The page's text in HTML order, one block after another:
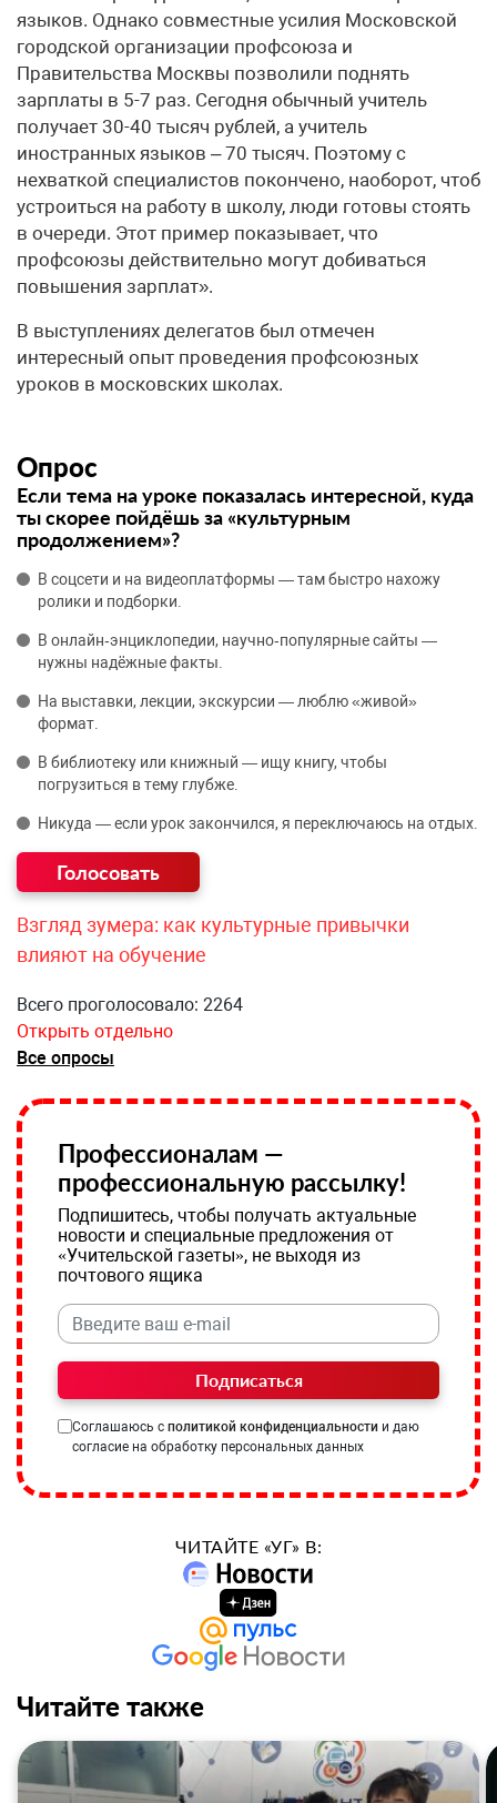
языков. Однако совместные усилия Московской
городской организации профсоюза и
Правительства Москвы позволили поднять
зарплаты в 5-7 раз. Сегодня обычный учитель
получает 30-40 тысяч рублей, а учитель
иностранных языков – 70 тысяч. Поэтому с
нехваткой специалистов покончено, наоборот, чтоб
устроиться на работу в школу, люди готовы стоять
в очереди. Этот пример показывает, что
профсоюзы действительно могут добиваться
повышения зарплат».
В выступлениях делегатов был отмечен
интересный опыт проведения профсоюзных
уроков в московских школах.
Опрос
Если тема на уроке показалась интересной, куда
ты скорее пойдёшь за «культурным
продолжением»?
В соцсети и на видеоплатформы — там быстро нахожу
ролики и подборки.
В онлайн‑энциклопедии, научно‑популярные сайты —
нужны надёжные факты.
На выставки, лекции, экскурсии — люблю «живой»
формат.
В библиотеку или книжный — ищу книгу, чтобы
погрузиться в тему глубже.
Никуда — если урок закончился, я переключаюсь на отдых.
Взгляд зумера: как культурные привычки
влияют на обучение
Всего проголосовало: 2264
Открыть отдельно
Все опросы
Профессионалам —
профессиональную рассылку!
Подпишитесь, чтобы получать актуальные
новости и специальные предложения от
«Учительской газеты», не выходя из
почтового ящика
Подписаться
Соглашаюсь с политикой конфиденциальности и даю
согласие на обработку персональных данных
ЧИТАЙТЕ «УГ» В:
Читайте также